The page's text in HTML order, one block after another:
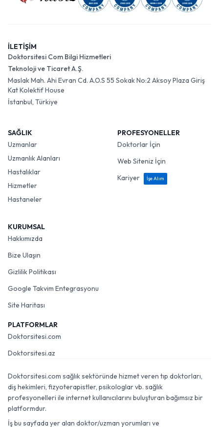
İLETİŞİM
Doktorsitesi Com Bilgi Hizmetleri
Teknoloji ve Ticaret A.Ş.
Maslak Mah. Ahi Evran Cd. A.O.S 55 Sokak No:2 Aksoy Plaza Giriş
Kat Kolektif House
İstanbul, Türkiye
SAĞLIK
Uzmanlar
Uzmanlık Alanları
Hastalıklar
Hizmetler
Hastaneler
PROFESYONELLER
Doktorlar İçin
Web Siteniz İçin
Kariyer
İşe Alım
KURUMSAL
Hakkımızda
Bize Ulaşın
Gizlilik Politikası
Google Takvim Entegrasyonu
Site Haritası
PLATFORMLAR
Doktorsitesi.com
Doktorsitesi.az
Doktorsitesi.com sağlık sektöründe hizmet veren tıp doktorları,
diş hekimleri, fizyoterapistler, psikologlar vb. sağlık
profesyonelleri ile internet kullanıcılarını buluşturan bağımsız bir
platformdur.
İş bu sayfada yer alan doktor/uzman yorumları ve